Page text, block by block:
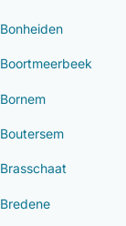
Bonheiden
Boortmeerbeek
Bornem
Boutersem
Brasschaat
Bredene